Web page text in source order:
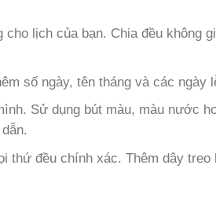
lịch của bạn. Chia đều không
số ngày, tên tháng và các ngày
Sử dụng bút màu, màu nước
thứ đều chính xác. Thêm dây treo